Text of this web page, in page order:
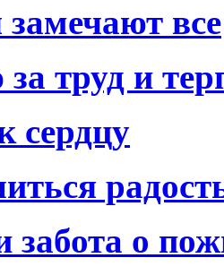
все
труд и
сердцу
забота о